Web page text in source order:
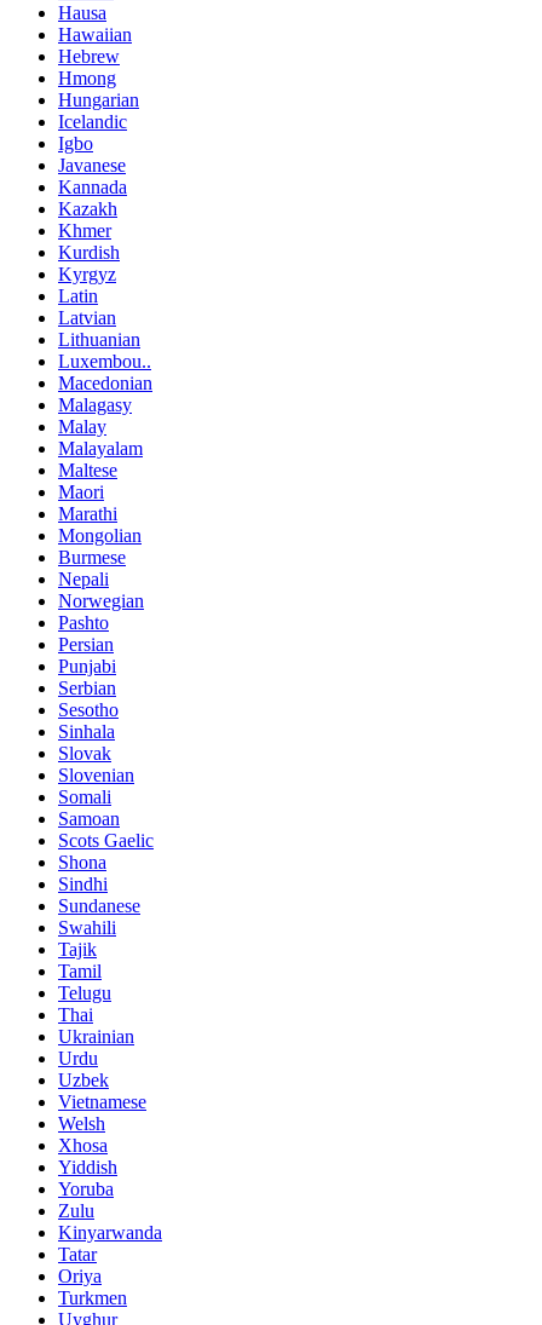
Hausa
Hawaiian
Hebrew
Hmong
Hungarian
Icelandic
Igbo
Javanese
Kannada
Kazakh
Khmer
Kurdish
Kyrgyz
Latin
Latvian
Lithuanian
Luxembou..
Macedonian
Malagasy
Malay
Malayalam
Maltese
Maori
Marathi
Mongolian
Burmese
Nepali
Norwegian
Pashto
Persian
Punjabi
Serbian
Sesotho
Sinhala
Slovak
Slovenian
Somali
Samoan
Scots Gaelic
Shona
Sindhi
Sundanese
Swahili
Tajik
Tamil
Telugu
Thai
Ukrainian
Urdu
Uzbek
Vietnamese
Welsh
Xhosa
Yiddish
Yoruba
Zulu
Kinyarwanda
Tatar
Oriya
Turkmen
Uyghur